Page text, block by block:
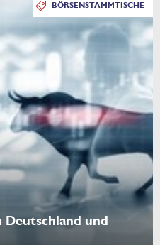
BÖRSENSTAMMTISCHE
Deutschland und